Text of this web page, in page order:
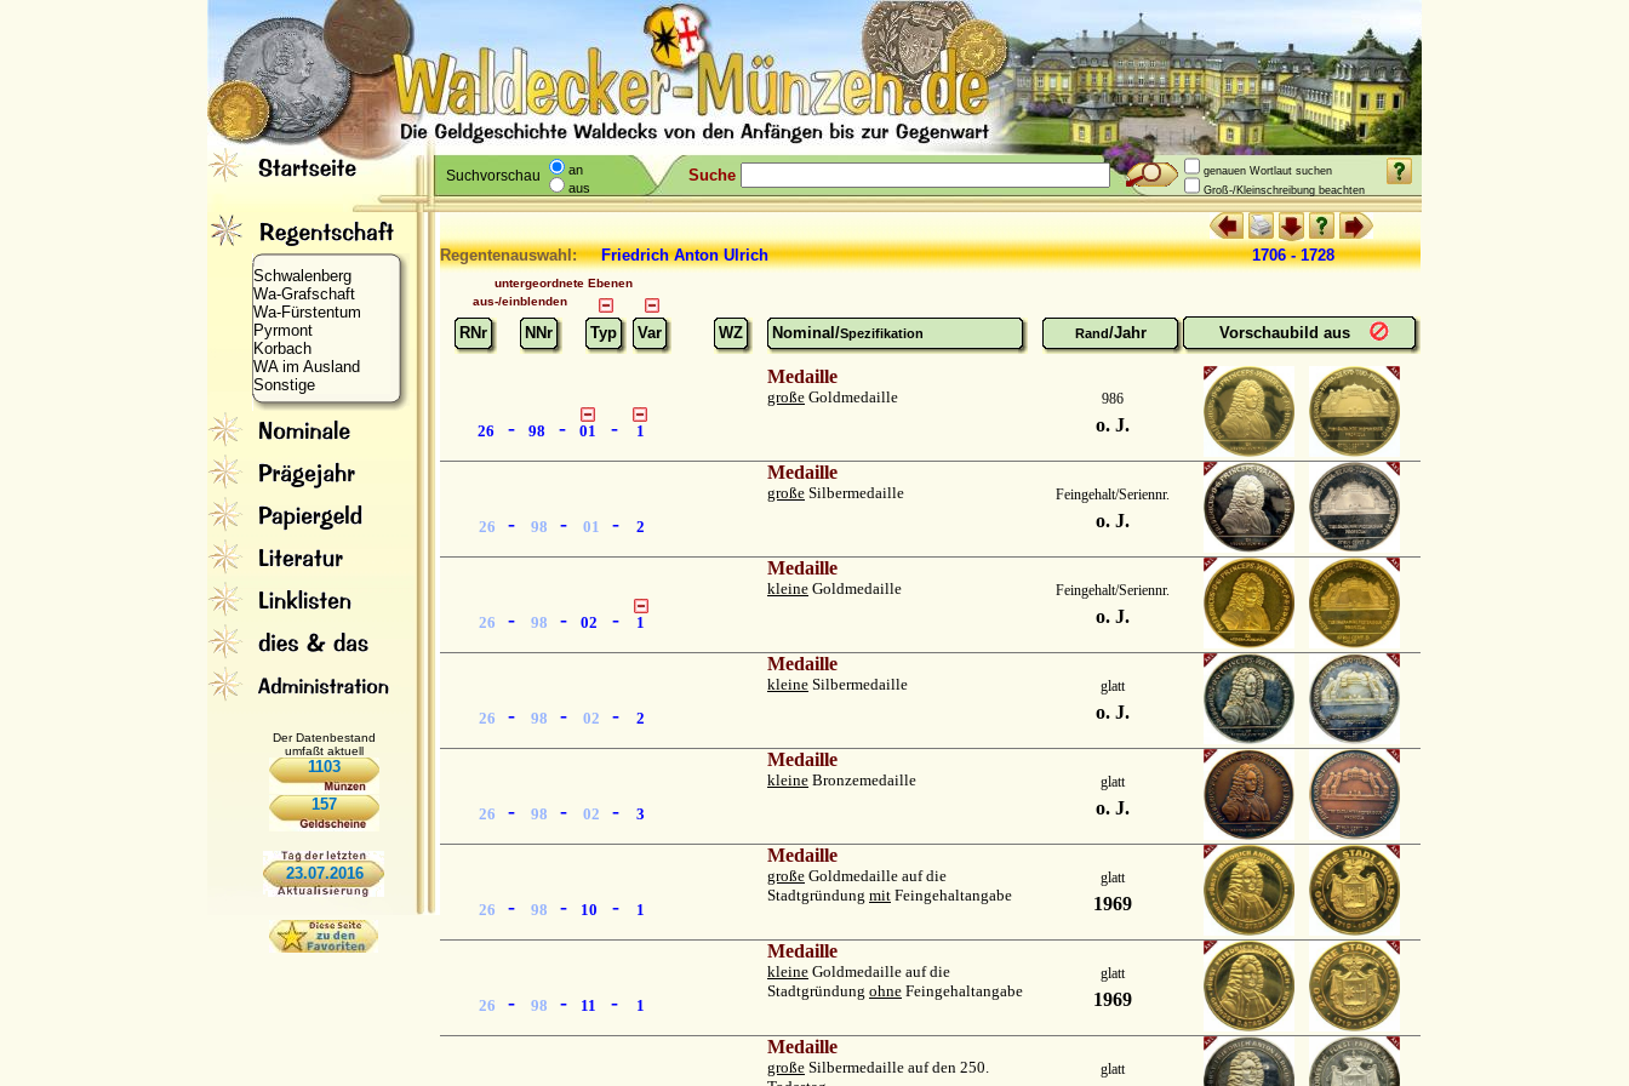
Suchvorschau
an
aus
Suche
genauen Wortlaut suchen
Groß-/Kleinschreibung beachten
Schwalenberg
Wa-Grafschaft
Wa-Fürstentum
Pyrmont
Korbach
WA im Ausland
Sonstige
Der Datenbestand
umfaßt aktuell
1103
157
23.07.2016
Regentenauswahl: Friedrich Anton Ulrich 1706 - 1728
untergeordnete Ebenen
aus-/einblenden
RNr NNr Typ Var WZ Nominal/Spezifikation Rand/Jahr Vorschaubild aus
26 - 98 - 01 - 1
Medaille
große Goldmedaille 986
o. J.
26 - 98 - 01 - 2
Medaille
große Silbermedaille Feingehalt/Seriennr.
o. J.
26 - 98 - 02 - 1
Medaille
kleine Goldmedaille Feingehalt/Seriennr.
o. J.
26 - 98 - 02 - 2
Medaille
kleine Silbermedaille glatt
o. J.
26 - 98 - 02 - 3
Medaille
kleine Bronzemedaille glatt
o. J.
26 - 98 - 10 - 1
Medaille
große Goldmedaille auf die
Stadtgründung mit Feingehaltangabe
glatt
1969
26 - 98 - 11 - 1
Medaille
kleine Goldmedaille auf die
Stadtgründung ohne Feingehaltangabe
glatt
1969
Medaille
große Silbermedaille auf den 250.
glatt